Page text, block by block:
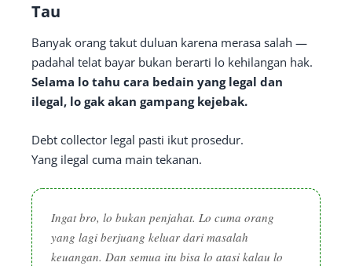
Tau
Banyak orang takut duluan karena merasa salah —
padahal telat bayar bukan berarti lo kehilangan hak.
Selama lo tahu cara bedain yang legal dan
ilegal, lo gak akan gampang kejebak.
Debt collector legal pasti ikut prosedur.
Yang ilegal cuma main tekanan.
Ingat bro, lo bukan penjahat. Lo cuma orang
yang lagi berjuang keluar dari masalah
keuangan. Dan semua itu bisa lo atasi kalau lo